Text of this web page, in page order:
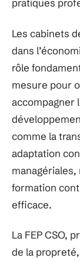
pratiques
Les cabinets
dans
rôle
mesure pour
accompagner
comme la
adaptation
managériales,
formation
efficace.
La FEP CSO,
de la